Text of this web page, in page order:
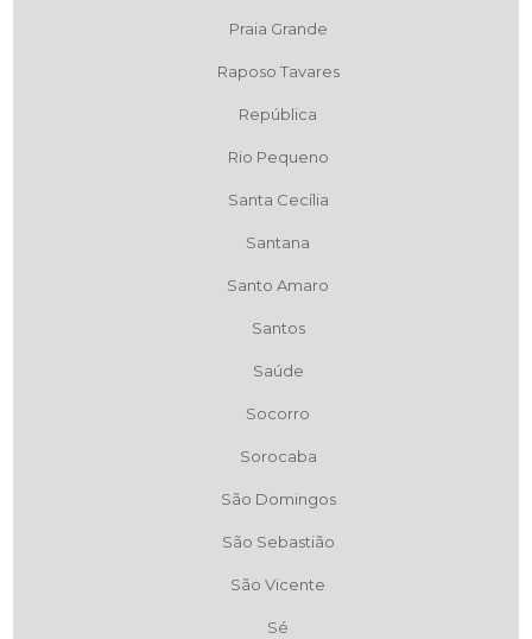
Praia Grande
Raposo Tavares
República
Rio Pequeno
Santa Cecília
Santana
Santo Amaro
Santos
Saúde
Socorro
Sorocaba
São Domingos
São Sebastião
São Vicente
Sé